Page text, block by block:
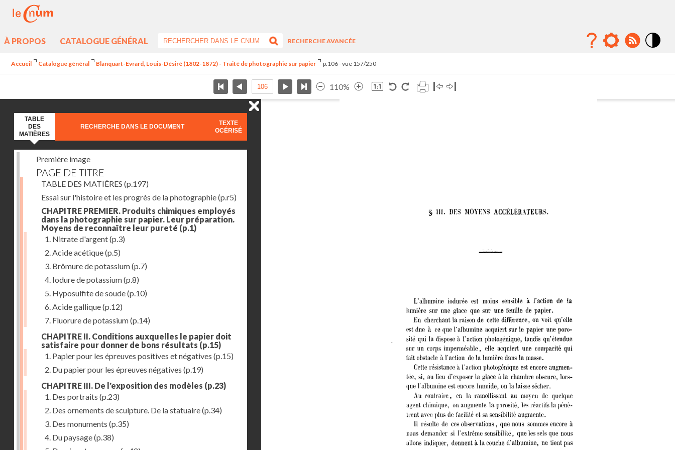
À PROPOS CATALOGUE GÉNÉRAL
RECHERCHE AVANCÉE
Accueil Catalogue général Blanquart-Evrard, Louis-Désiré (1802-1872) - Traité de photographie sur papier p.106 - vue 157/250
110%
TABLE
DES
MATIÈRES
RECHERCHE DANS LE DOCUMENT
TEXTE
OCÉRISÉ
Première image
PAGE DE TITRE
TABLE DES MATIÈRES (p.197)
Essai sur l'histoire et les progrès de la photographie(p.r5)
CHAPITRE PREMIER. Produits chimiques employés
dans la photographie sur papier. Leur préparation.
Moyens de reconnaître leur pureté (p.1)
1. Nitrate d'argent(p.3)
2. Acide acétique(p.5)
3. Brômure de potassium(p.7)
4. Iodure de potassium(p.8)
5. Hyposulfite de soude(p.10)
6. Acide gallique(p.12)
7. Fluorure de potassium(p.14)
CHAPITRE II. Conditions auxquelles le papier doit
satisfaire pour donner de bons résultats (p.15)
1. Papier pour les épreuves positives et négatives (p.15)
2. Du papier pour les épreuves négatives (p.19)
CHAPITRE III. De l'exposition des modèles (p.23)
1. Des portraits (p.23)
2. Des ornements de sculpture. De la statuaire(p.34)
3. Des monuments (p.35)
4. Du paysage(p.38)